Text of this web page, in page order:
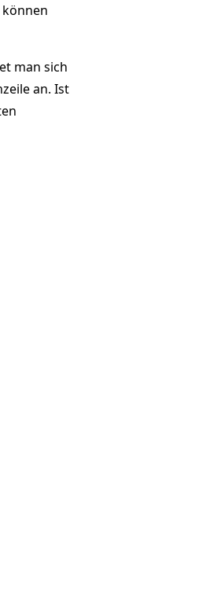
können
man sich
an. Ist